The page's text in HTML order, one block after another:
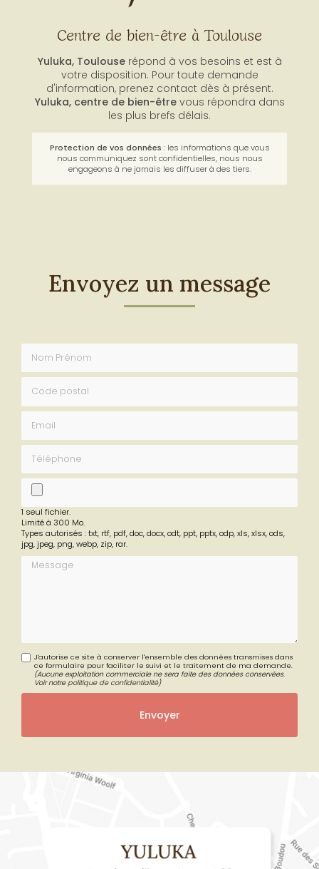
Centre de bien-être à Toulouse
Yuluka, Toulouserépond à vos besoins et est à
votre disposition. Pour toute demande
d'information, prenez contact dès à présent.
Yuluka, centre de bien-êtrevous répondra dans
les plus brefs délais.
Protection de vos données : les informations que vous
nous communiquez sont confidentielles, nous nous
engageons à ne jamais les diffuser à des tiers.
Envoyez un message
Email
Téléphone
fichier
1 seul fichier.
Limité à 300 Mo.
Types autorisés : txt, rtf, pdf, doc, docx, odt, ppt, pptx, odp, xls, xlsx, ods,
jpg, jpeg, png, webp, zip, rar.
Message
J'autorise ce site à conserver l'ensemble des données transmises dans
ce formulaire pour faciliter le suivi et le traitement de ma demande.
(Aucune exploitation commerciale ne sera faite des données conservées.
Voir notrepolitique de confidentialité)